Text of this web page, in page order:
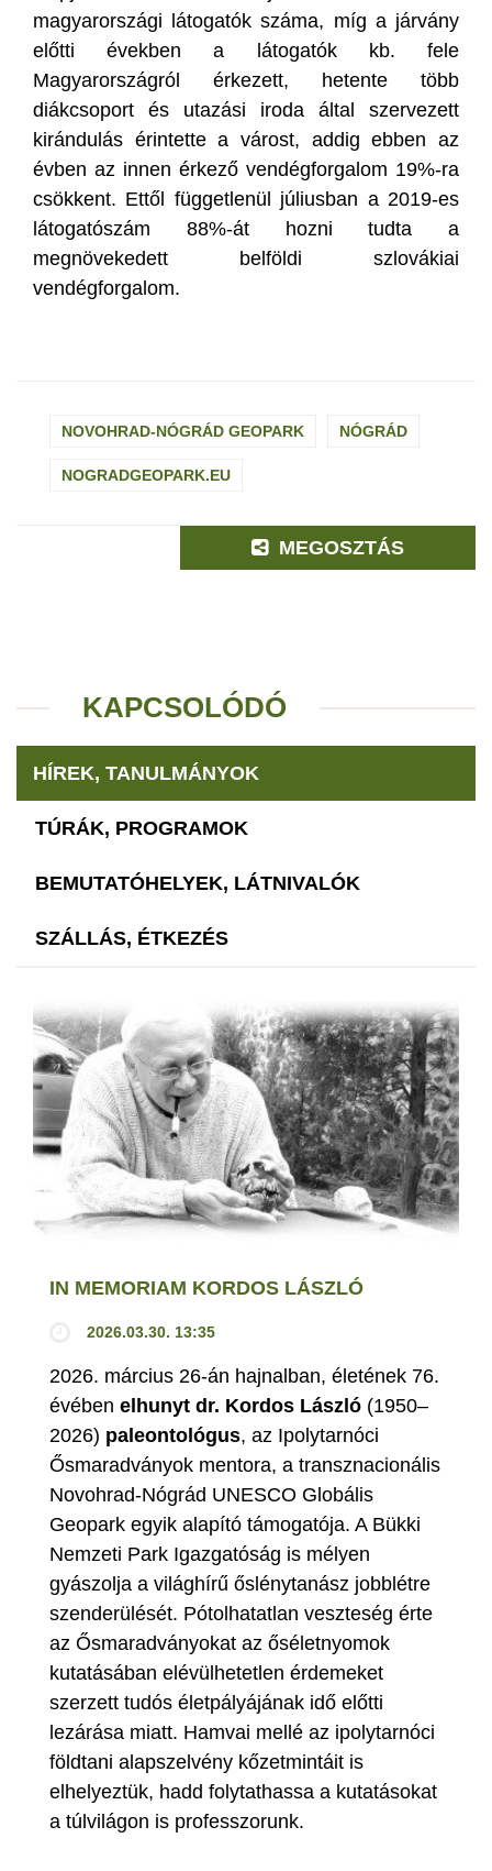
magyarországi látogatók száma, míg a járvány
előtti években a látogatók kb. fele
Magyarországról érkezett, hetente több
diákcsoport és utazási iroda által szervezett
kirándulás érintette a várost, addig ebben az
évben az innen érkező vendégforgalom 19%-ra
csökkent. Ettől függetlenül júliusban a 2019-es
látogatószám 88%-át hozni tudta a
megnövekedett belföldi szlovákiai
vendégforgalom.
NOVOHRAD-NÓGRÁD GEOPARK NÓGRÁD
NOGRADGEOPARK.EU
MEGOSZTÁS
KAPCSOLÓDÓ
HÍREK, TANULMÁNYOK
TÚRÁK, PROGRAMOK
BEMUTATÓHELYEK, LÁTNIVALÓK
SZÁLLÁS, ÉTKEZÉS
IN MEMORIAM KORDOS LÁSZLÓ
2026.03.30. 13:35
2026. március 26-án hajnalban, életének 76.
évében elhunyt dr. Kordos László (1950–
2026) paleontológus, az Ipolytarnóci
Ősmaradványok mentora, a transznacionális
Novohrad-Nógrád UNESCO Globális
Geopark egyik alapító támogatója. A Bükki
Nemzeti Park Igazgatóság is mélyen
gyászolja a világhírű őslénytanász jobblétre
szenderülését. Pótolhatatlan veszteség érte
az Ősmaradványokat az őséletnyomok
kutatásában elévülhetetlen érdemeket
szerzett tudós életpályájának idő előtti
lezárása miatt. Hamvai mellé az ipolytarnóci
földtani alapszelvény kőzetmintáit is
elhelyeztük, hadd folytathassa a kutatásokat
a túlvilágon is professzorunk.